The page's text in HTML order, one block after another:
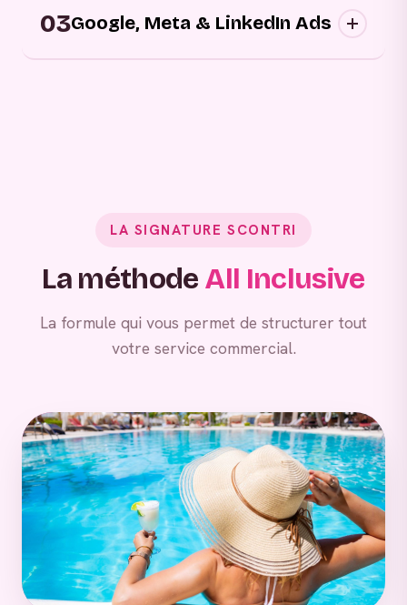
approchons vos prospects au bon moment,
personnalisés.
03Google, Meta & LinkedIn Ads
LA SIGNATURE SCONTRI
La méthode All Inclusive
La formule qui vous permet de structurer tout
votre service commercial.